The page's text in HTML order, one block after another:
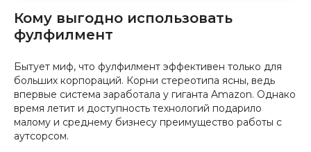
Кому выгодно использовать
фулфилмент
Бытует миф, что фулфилмент эффективен только для
больших корпораций. Корни стереотипа ясны, ведь
впервые система заработала у гиганта Amazon. Однако
время летит и доступность технологий подарило
малому и среднему бизнесу преимущество работы с
аутсорсом.